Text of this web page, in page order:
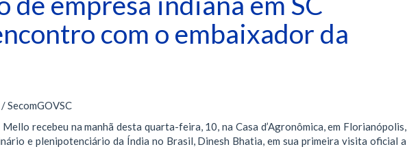
com o embaixador da
SecomGOVSC
recebeu na manhã desta quarta-feira, 10, na Casa d’Agronômica, em Florianópolis,
e plenipotenciário da Índia no Brasil, Dinesh Bhatia, em sua primeira visita oficial a